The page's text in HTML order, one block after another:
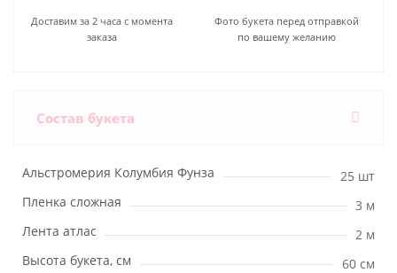
Доставим за 2 часа с момента
заказа
Фото букета перед отправкой
по вашему желанию
Состав букета
Альстромерия Колумбия Фунза
25 шт
Пленка сложная
3 м
Лента атлас
2 м
Высота букета, см
60 см